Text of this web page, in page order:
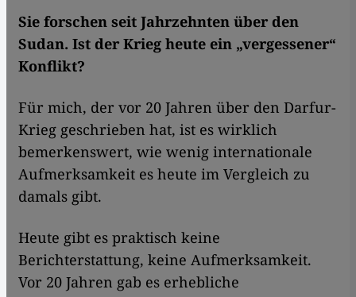
Sie forschen seit Jahrzehnten über den
Sudan. Ist der Krieg heute ein „vergessener“
Konflikt?
Für mich, der vor 20 Jahren über den Darfur-
Krieg geschrieben hat, ist es wirklich
bemerkenswert, wie wenig internationale
Aufmerksamkeit es heute im Vergleich zu
damals gibt.
Heute gibt es praktisch keine
Berichterstattung, keine Aufmerksamkeit.
Vor 20 Jahren gab es erhebliche